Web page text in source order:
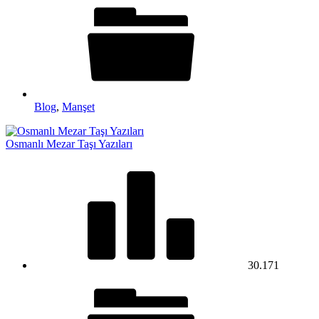
Blog, Manşet
Osmanlı Mezar Taşı Yazıları
30.171